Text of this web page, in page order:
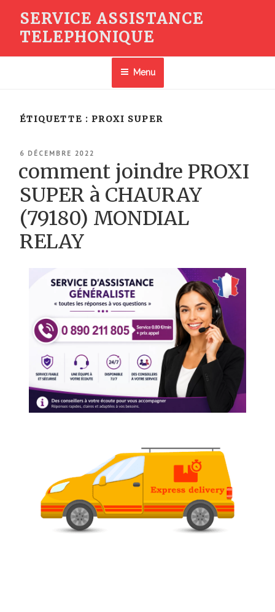
contenu
SERVICE ASSISTANCE
TELEPHONIQUE
Menu
ÉTIQUETTE : PROXI SUPER
PUBLIÉ
6 DÉCEMBRE 2022
comment joindre PROXI
SUPER à CHAURAY
(79180) MONDIAL
RELAY